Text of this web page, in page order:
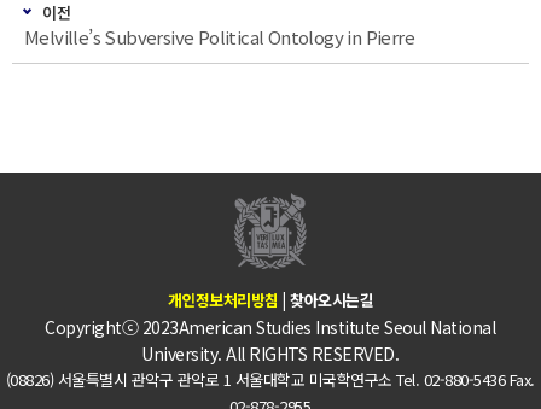
이전
Melville’s Subversive Political Ontology in Pierre
개인정보처리방침 |찾아오시는길
Copyrightⓒ 2023American Studies Institute Seoul National
University. All RIGHTS RESERVED.
(08826) 서울특별시 관악구 관악로 1 서울대학교 미국학연구소 Tel. 02-880-5436 Fax.